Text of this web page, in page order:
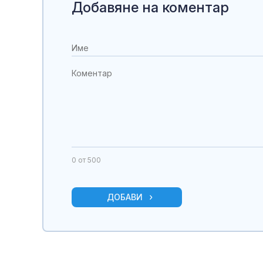
Добавяне на коментар
0 от 500
ДОБАВИ